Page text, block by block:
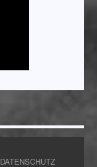
DATENSCHUTZ